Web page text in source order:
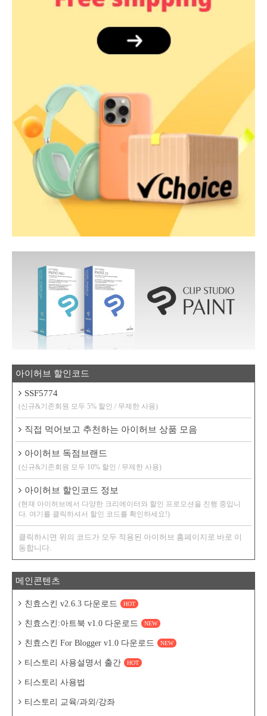
아이허브 할인코드
SSF5774
(신규&기존회원 모두 5% 할인 / 무제한 사용)
직접 먹어보고 추천하는 아이허브 상품 모음
아이허브 독점브랜드
(신규&기존회원 모두 10% 할인 / 무제한 사용)
아이허브 할인코드 정보
(현재 아이허브에서 다양한 크리에이터와 할인 프로모션을 진행 중입니
다. 여기를 클릭하셔서 할인 코드를 확인하세요!)
클릭하시면 위의 코드가 모두 적용된 아이허브 홈페이지로 바로 이
동합니다.
메인콘텐츠
친효스킨 v2.6.3 다운로드 HOT
친효스킨:아트북 v1.0 다운로드 NEW
친효스킨 For Blogger v1.0 다운로드 NEW
티스토리 사용설명서 출간 HOT
티스토리 사용법
티스토리 교육/과외/강좌